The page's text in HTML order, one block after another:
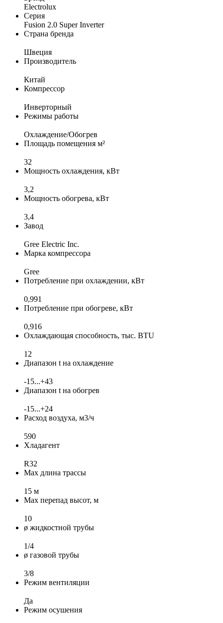
Electrolux
Серия
Fusion 2.0 Super Inverter
Страна бренда
Швеция
Производитель
Китай
Компрессор
Инверторный
Режимы работы
Охлаждение/Обогрев
Площадь помещения м²
32
Мощность охлаждения, кВт
3,2
Мощность обогрева, кВт
3,4
Завод
Gree Electric Inc.
Марка компрессора
Gree
Потребление при охлаждении, кВт
0,991
Потребление при обогреве, кВт
0,916
Охлаждающая способность, тыс. BTU
12
Диапазон t на охлаждение
-15...+43
Диапазон t на обогрев
-15...+24
Расход воздуха, м3/ч
590
Хладагент
R32
Max длина трассы
15 м
Max перепад высот, м
10
ø жидкостной трубы
1/4
ø газовой трубы
3/8
Режим вентиляции
Да
Режим осушения